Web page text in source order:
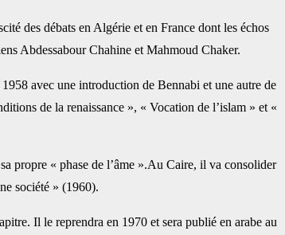
des débats en Algérie et en France dont les échos
Abdessabour Chahine et Mahmoud Chaker.
avec une introduction de Bennabi et une autre de
de la renaissance », « Vocation de l’islam » et «
propre « phase de l’âme ».Au Caire, il va consolider
société » (1960).
Il le reprendra en 1970 et sera publié en arabe au